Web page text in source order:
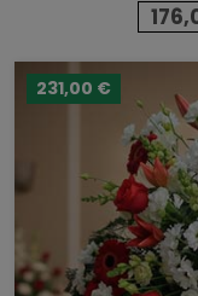
231,00 €